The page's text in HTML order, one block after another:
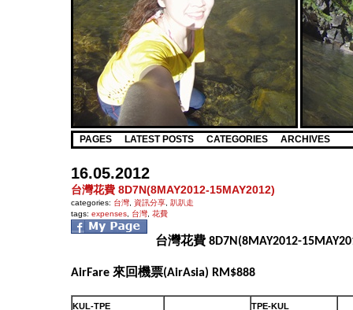
PAGES LATEST POSTS CATEGORIES ARCHIVES
16.05.2012
台灣花費 8D7N(8MAY2012-15MAY2012)
categories: 台灣 資訊分享 趴趴走
tags: expenses 台灣 花費
台灣花費 8D7N(8MAY2012-
AirFare 來回機票(AirAsia) RM$888
KUL-TPE TPE-KUL